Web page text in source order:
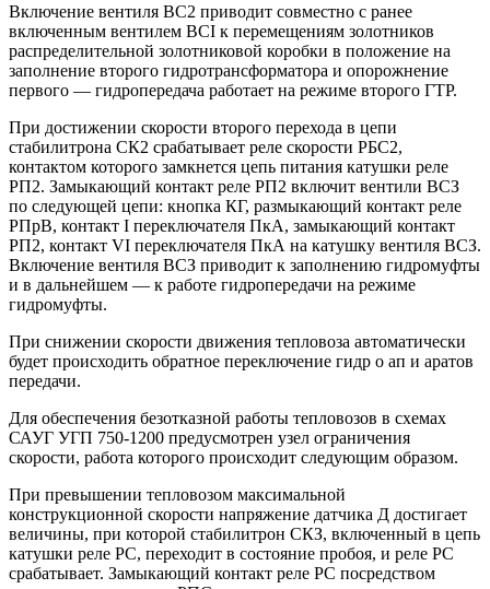
Включение вентиля ВС2 приводит совместно с ранее
включенным вентилем ВСІ к перемещениям золотников
распределительной золотниковой коробки в положение на
заполнение второго гидротрансформатора и опорожнение
первого — гидропередача работает на режиме второго ГТР.
При достижении скорости второго перехода в цепи
стабилитрона СК2 срабатывает реле скорости РБС2,
контактом которого замкнется цепь питания катушки реле
РП2. Замыкающий контакт реле РП2 включит вентили ВСЗ
по следующей цепи: кнопка КГ, размыкающий контакт реле
РПрВ, контакт I переключателя ПкА, замыкающий контакт
РП2, контакт VI переключателя ПкА на катушку вентиля ВСЗ.
Включение вентиля ВСЗ приводит к заполнению гидромуфты
и в дальнейшем — к работе гидропередачи на режиме
гидромуфты.
При снижении скорости движения тепловоза автоматически
будет происходить обратное переключение гидр о ап и аратов
передачи.
Для обеспечения безотказной работы тепловозов в схемах
САУГ УГП 750-1200 предусмотрен узел ограничения
скорости, работа которого происходит следующим образом.
При превышении тепловозом максимальной
конструкционной скорости напряжение датчика Д достигает
величины, при которой стабилитрон СКЗ, включенный в цепь
катушки реле РС, переходит в состояние пробоя, и реле РС
срабатывает. Замыкающий контакт реле РС посредством